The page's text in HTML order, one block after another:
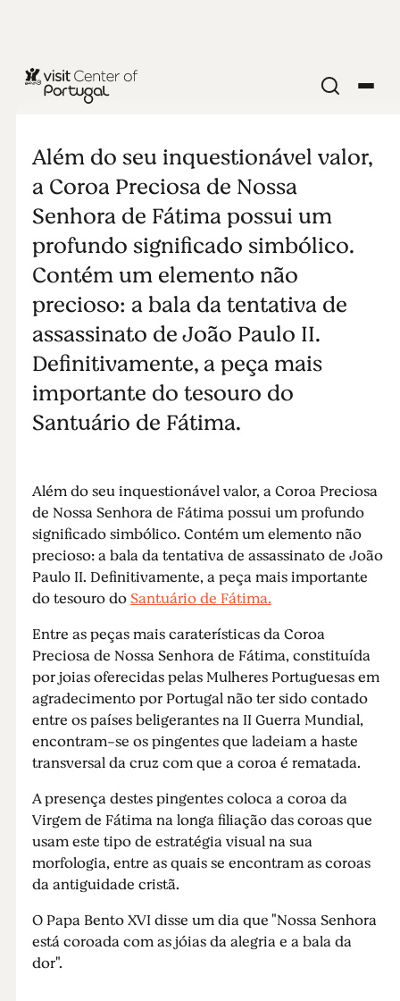
IGREJAS E MOSTEIROS
Coroa
Preciosa de
Nossa
Senhora de
Fátima
Além do seu inquestionável valor,
a Coroa Preciosa de Nossa
Senhora de Fátima possui um
profundo significado simbólico.
Contém um elemento não
precioso: a bala da tentativa de
assassinato de João Paulo II.
Definitivamente, a peça mais
importante do tesouro do
Santuário de Fátima.
Além do seu inquestionável valor, a Coroa Preciosa
de Nossa Senhora de Fátima possui um profundo
significado simbólico. Contém um elemento não
precioso: a bala da tentativa de assassinato de João
Paulo II. Definitivamente, a peça mais importante
do tesouro doSantuário de Fátima.
Entre as peças mais caraterísticas da Coroa
Preciosa de Nossa Senhora de Fátima, constituída
por joias oferecidas pelas Mulheres Portuguesas em
agradecimento por Portugal não ter sido contado
entre os países beligerantes na II Guerra Mundial,
encontram-se os pingentes que ladeiam a haste
transversal da cruz com que a coroa é rematada.
A presença destes pingentes coloca a coroa da
Virgem de Fátima na longa filiação das coroas que
usam este tipo de estratégia visual na sua
morfologia, entre as quais se encontram as coroas
da antiguidade cristã.
O Papa Bento XVI disse um dia que "Nossa Senhora
está coroada com as jóias da alegria e a bala da
dor".